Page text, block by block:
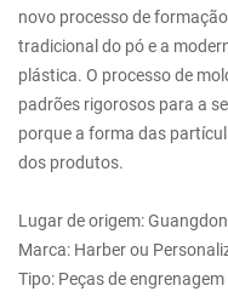
novo processo de
tradicional do pó e a
plástica. O processo de
padrões rigorosos para a
porque a forma das
dos produtos.
Lugar de origem:
Marca: Harber ou
Tipo: Peças de